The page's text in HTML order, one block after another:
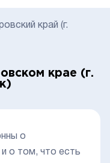
край (г.
крае (г.
о
о том, что есть